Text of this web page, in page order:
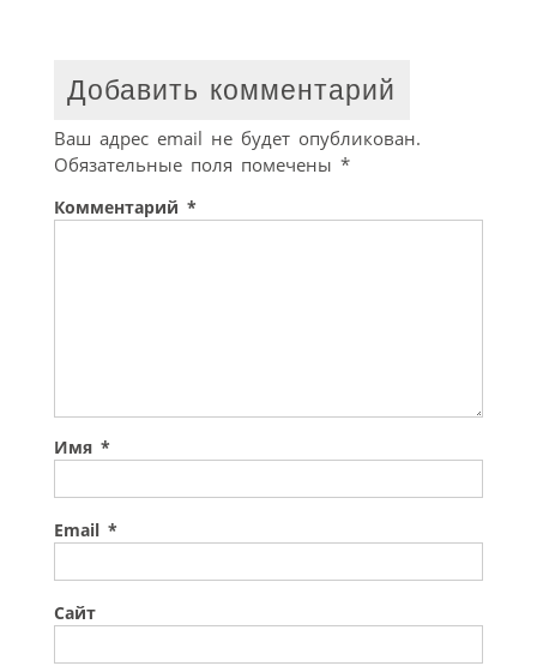
Добавить комментарий
Ваш адрес email не будет опубликован.
Обязательные поля помечены *
Комментарий *
Имя *
Email *
Сайт